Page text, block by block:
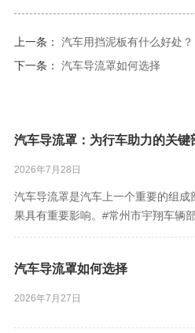
上一条： 汽车用挡泥板有什么好处？
下一条： 汽车导流罩如何选择
汽车导流罩：为行车助力的关键
2026年7月28日
汽车导流罩是汽车上一个重要的组
果具有重要影响。#常州市宇翔车辆
用是优化气流，减少空气阻力。通
辆的稳定性。在气流的引导下，车辆
在高速行驶或
汽车导流罩如何选择
2026年7月27日